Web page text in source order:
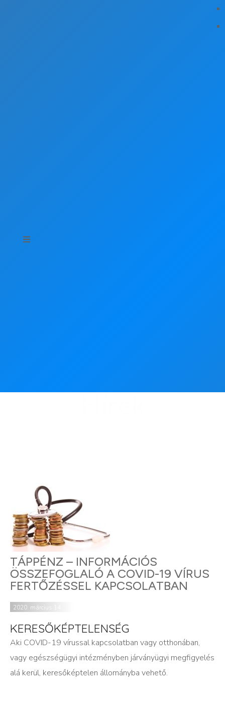
TÁPPÉNZ – INFORMÁCIÓS
ÖSSZEFOGLALÓ A COVID-19 VÍRUS
FERTŐZÉSSEL KAPCSOLATBAN
2020. március 14.
KERESŐKÉPTELENSÉG
Aki COVID-19 vírussal kapcsolatban vagy otthonában,
vagy egészségügyi intézményben járványügyi megfigyelés
alá kerül, keresőképtelen állományba vehető.